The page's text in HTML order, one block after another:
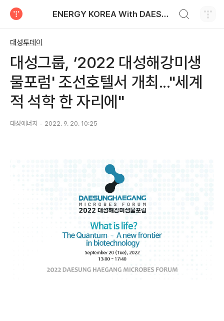
ENERGY KOREA With DAESUNG ENERGY
대성투데이
대성그룹, ‘2022 대성해강미생
물포럼' 조선호텔서 개최..."세계
적 석학 한 자리에"
대성에너지 2022. 9. 20. 10:25